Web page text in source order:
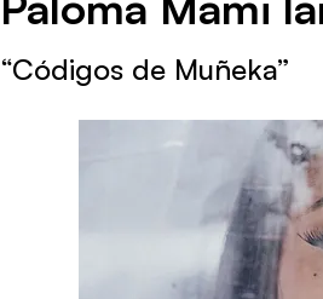
“Códigos de Muñeka”